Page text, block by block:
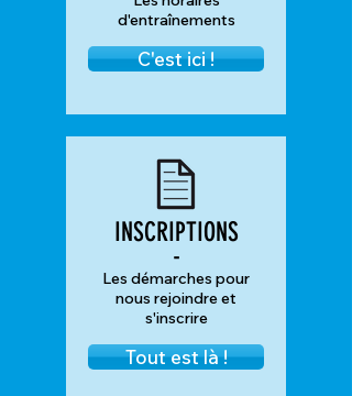
d'entraînements
C'est ici !
INSCRIPTIONS
-
Les démarches pour
nous rejoindre et
s'inscrire
Tout est là !